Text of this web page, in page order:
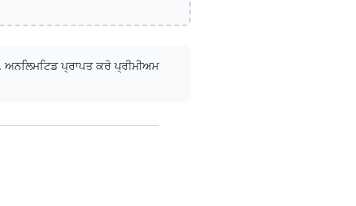
. ਅਨਲਿਮਟਿਡ ਪ੍ਰਾਪਤ ਕਰੋ ਪ੍ਰੀਮੀਅਮ